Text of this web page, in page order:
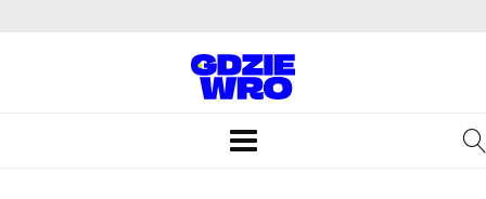
Toggle